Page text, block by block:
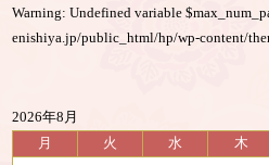
Warning: Undefined variable
enishiya.jp/public_html/hp/wp-content/
2026年8月
月
火 水 木